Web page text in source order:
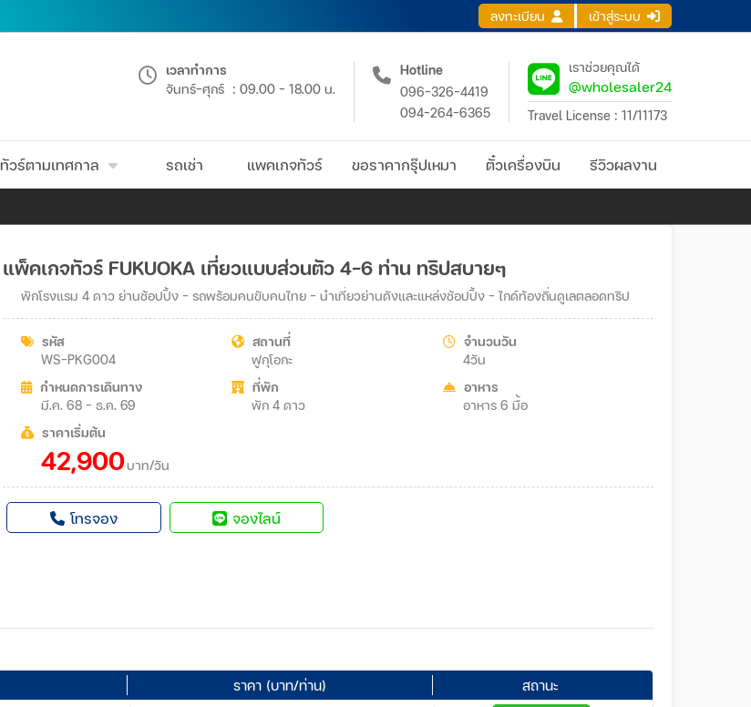
ลงทะเบียน เข้าสู่ระบบ
เวลาทำการ
จันทร์-ศุกร์ : 09.00 - 18.00 น.
Hotline
096-326-4419
094-264-6365
เราช่วยคุณได้
@wholesaler24
Travel License : 11/11173
ทัวร์ตามเทศกาล รถเช่า แพคเกจทัวร์ ขอราคากรุ๊ปเหมา ตั๋วเครื่องบิน รีวิวผลงาน
แพ็คเกจทัวร์ FUKUOKA เที่ยวแบบส่วนตัว 4-6 ท่าน ทริปสบายๆ
พักโรงแรม 4 ดาว ย่านช้อปปิ้ง - รถพร้อมคนขับคนไทย - นำเที่ยวย่านดังและแหล่งช้อปปิ้ง - ไกด์ท้องถิ่นดูเลตลอดทริป
รหัส
WS-PKG004
สถานที่
ฟูกุโอกะ
จำนวนวัน
4วัน
กำหนดการเดินทาง
มี.ค. 68 - ธ.ค. 69
ที่พัก
พัก 4 ดาว
อาหาร
อาหาร 6 มื้อ
ราคาเริ่มต้น
42,900บาท/วัน
โทรจอง จองไลน์
ราคา (บาท/ท่าน)
สถานะ